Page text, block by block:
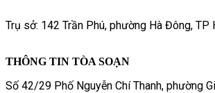
Trụ sở: 142 Trần Phú, phường Hà Đông, TP
THÔNG TIN TÒA SOẠN
Số 42/29 Phố Nguyễn Chí Thanh, phường